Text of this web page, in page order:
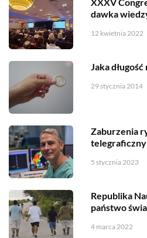
dawka
12 kwietnia 2022
Jaka
29 stycznia 2014
Zaburzenia
5 stycznia 2023
Republika
państwo
4 marca 2022